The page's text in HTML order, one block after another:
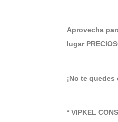
Aprovecha
lugar
¡No te
* VIPKEL